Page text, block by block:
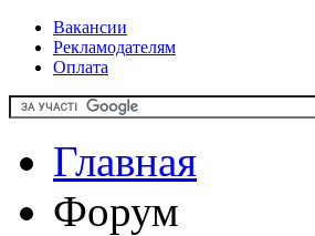
Вакансии
Рекламодателям
Оплата
Главная
Форум